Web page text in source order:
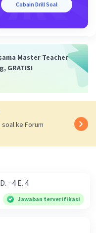
Cobain Drill Soal
Master Teacher
GRATIS!
ke Forum
11 D. −4 E. 4
Jawaban terverifikasi